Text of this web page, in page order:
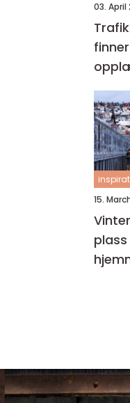
03. April
15.
Vinterhage